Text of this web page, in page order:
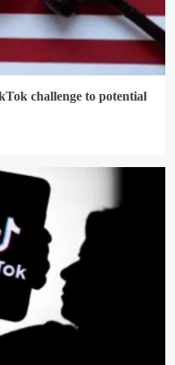
challenge to potential